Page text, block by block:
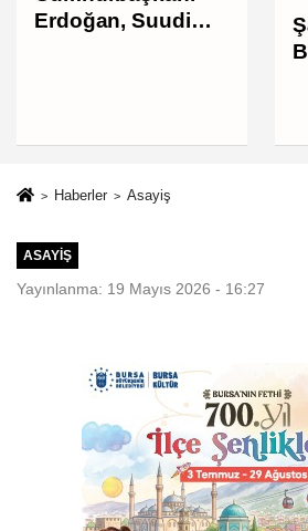
Erdoğan, Suudi
Haberler Asayiş
ASAYIŞ
Yayınlanma: 19 Mayıs 2026 - 16:27